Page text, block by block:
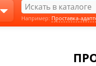
Например: Проставка-